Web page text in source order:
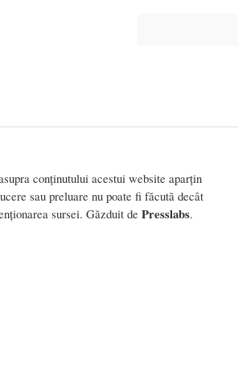
conținutului acestui website aparțin
sau preluare nu poate fi făcută decât
sursei. Găzduit de Presslabs.